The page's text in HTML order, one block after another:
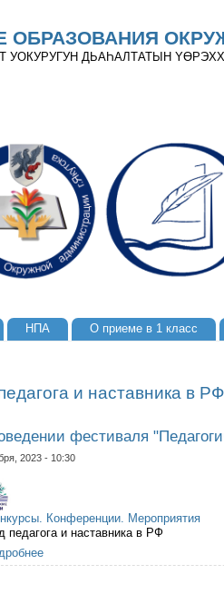
ОБРАЗОВАНИЯ
УОКУРУГУН ДЬАҺАЛТАТЫН
НПА О приеме в 1 класс
и наставника в РФ
фестиваля
2023 - 10:30
Конференции. Мероприятия
педагога и наставника в РФ